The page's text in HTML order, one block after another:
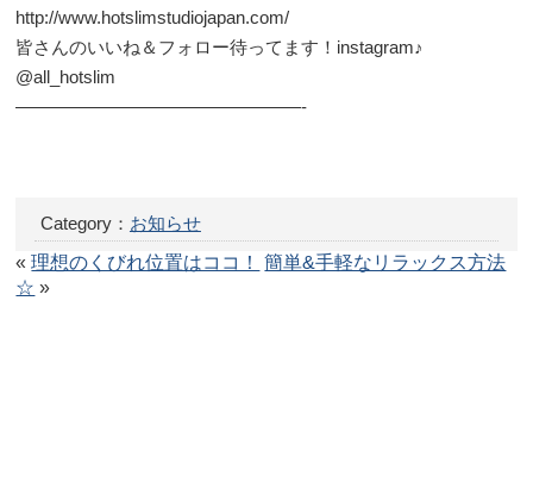
http://www.hotslimstudiojapan.com/
皆さんのいいね＆フォロー待ってます！instagram♪
@all_hotslim
————————————————-
Category： お知らせ
«理想のくびれ位置はココ！
簡単&手軽なリラックス方法
☆ »